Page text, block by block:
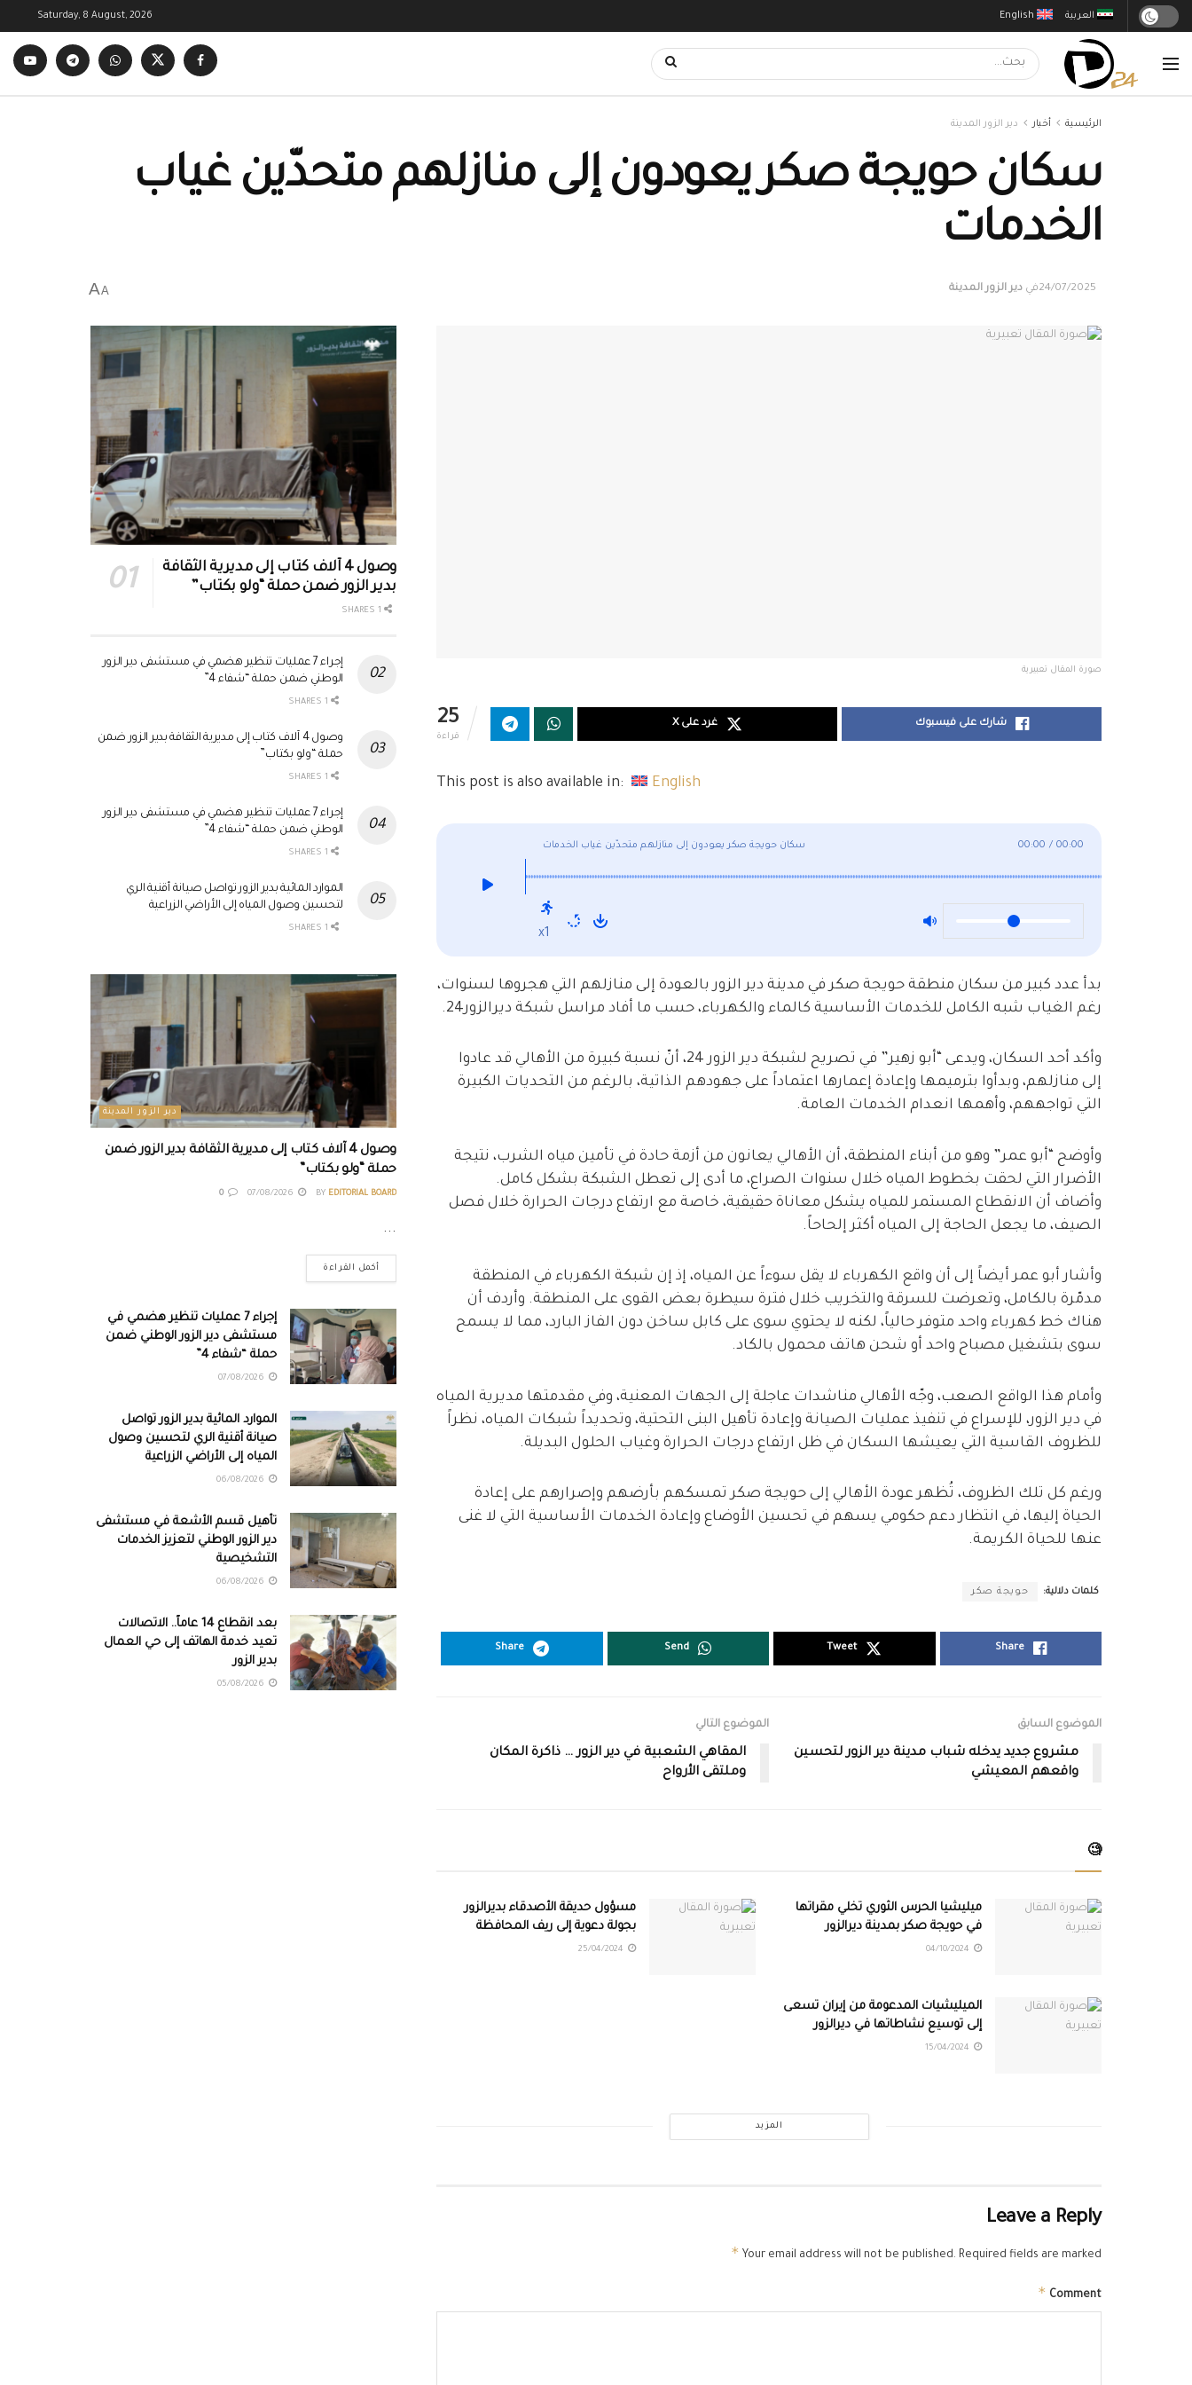
English العربية Saturday, 8 August, 2026
الرئيسية أخبار دير الزور المدينة
سكان حويجة صكر يعودون إلى منازلهم متحدّين غياب
الخدمات
24/07/2025في دير الزور المدينة A
A
صورة المقال تعبيرية
25
قراءة
شارك على فيسبوك غرد على X
This post is also available in: English
سكان حويجة صكر يعودون إلى منازلهم متحدّين غياب الخدمات 00:00 / 00:00
x1
بدأ عدد كبير من سكان منطقة حويجة صكر في مدينة دير الزور بالعودة إلى منازلهم التي هجروها لسنوات،
رغم الغياب شبه الكامل للخدمات الأساسية كالماء والكهرباء، حسب ما أفاد مراسل شبكة ديرالزور24.
وأكد أحد السكان، ويدعى “أبو زهير” في تصريح لشبكة دير الزور 24، أنّ نسبة كبيرة من الأهالي قد عادوا
إلى منازلهم، وبدأوا بترميمها وإعادة إعمارها اعتماداً على جهودهم الذاتية، بالرغم من التحديات الكبيرة
التي تواجههم، وأهمها انعدام الخدمات العامة.
وأوضح “أبو عمر” وهو من أبناء المنطقة، أن الأهالي يعانون من أزمة حادة في تأمين مياه الشرب، نتيجة
الأضرار التي لحقت بخطوط المياه خلال سنوات الصراع، ما أدى إلى تعطل الشبكة بشكل كامل.
وأضاف أن الانقطاع المستمر للمياه يشكل معاناة حقيقية، خاصة مع ارتفاع درجات الحرارة خلال فصل
الصيف، ما يجعل الحاجة إلى المياه أكثر إلحاحاً.
وأشار أبو عمر أيضاً إلى أن واقع الكهرباء لا يقل سوءاً عن المياه، إذ إن شبكة الكهرباء في المنطقة
مدمّرة بالكامل، وتعرضت للسرقة والتخريب خلال فترة سيطرة بعض القوى على المنطقة. وأردف أن
هناك خط كهرباء واحد متوفر حالياً، لكنه لا يحتوي سوى على كابل ساخن دون الفاز البارد، مما لا يسمح
سوى بتشغيل مصباح واحد أو شحن هاتف محمول بالكاد.
وأمام هذا الواقع الصعب، وجّه الأهالي مناشدات عاجلة إلى الجهات المعنية، وفي مقدمتها مديرية المياه
في دير الزور، للإسراع في تنفيذ عمليات الصيانة وإعادة تأهيل البنى التحتية، وتحديداً شبكات المياه، نظراً
للظروف القاسية التي يعيشها السكان في ظل ارتفاع درجات الحرارة وغياب الحلول البديلة.
ورغم كل تلك الظروف، تُظهر عودة الأهالي إلى حويجة صكر تمسكهم بأرضهم وإصرارهم على إعادة
الحياة إليها، في انتظار دعم حكومي يسهم في تحسين الأوضاع وإعادة الخدمات الأساسية التي لا غنى
عنها للحياة الكريمة.
كلمات دلالية: حويجة صكر
Share
Tweet
Send
Share
الموضوع السابق
مشروع جديد يدخله شباب مدينة دير الزور لتحسين
واقعهم المعيشي
الموضوع التالي
المقاهي الشعبية في دير الزور … ذاكرة المكان
وملتقى الأرواح
🧐
ميليشيا الحرس الثوري تخلي مقراتها
في حويجة صكر بمدينة ديرالزور
مسؤول حديقة الأصدقاء بديرالزور
بجولة دعوية إلى ريف المحافظة
الميليشيات المدعومة من إيران تسعى
إلى توسيع نشاطاتها في ديرالزور
المزيد
Leave a Reply
Your email address will not be published. Required fields are marked
*
Comment
*
وصول 4 آلاف كتاب إلى مديرية الثقافة
بدير الزور ضمن حملة “ولو بكتاب”
إجراء 7 عمليات تنظير هضمي في مستشفى دير الزور
الوطني ضمن حملة “شفاء 4”
وصول 4 آلاف كتاب إلى مديرية الثقافة بدير الزور ضمن
حملة “ولو بكتاب”
إجراء 7 عمليات تنظير هضمي في مستشفى دير الزور
الوطني ضمن حملة “شفاء 4”
الموارد المائية بدير الزور تواصل صيانة أقنية الري
لتحسين وصول المياه إلى الأراضي الزراعية
دير الزور المدينة
وصول 4 آلاف كتاب إلى مديرية الثقافة بدير الزور ضمن
حملة “ولو بكتاب”
BY EDITORIAL BOARD
0
...
أكمل القراءة
إجراء 7 عمليات تنظير هضمي في
مستشفى دير الزور الوطني ضمن
حملة “شفاء 4”
الموارد المائية بدير الزور تواصل
صيانة أقنية الري لتحسين وصول
المياه إلى الأراضي الزراعية
تأهيل قسم الأشعة في مستشفى
دير الزور الوطني لتعزيز الخدمات
التشخيصية
بعد انقطاع 14 عاماً.. الاتصالات
تعيد خدمة الهاتف إلى حي العمال
بدير الزور